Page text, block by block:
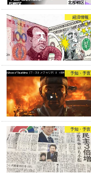
経済情報
予知・予言
予知・予言